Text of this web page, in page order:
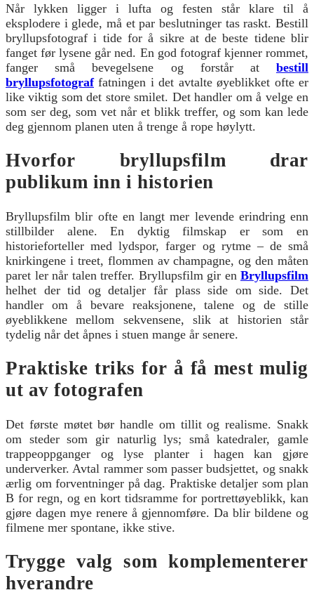
Når lykken ligger i lufta og festen står klare til å
eksplodere i glede, må et par beslutninger tas raskt. Bestill
bryllupsfotograf i tide for å sikre at de beste tidene blir
fanget før lysene går ned. En god fotograf kjenner rommet,
fanger små bevegelsene og forstår at bestill
bryllupsfotograffatningen i det avtalte øyeblikket ofte er
like viktig som det store smilet. Det handler om å velge en
som ser deg, som vet når et blikk treffer, og som kan lede
deg gjennom planen uten å trenge å rope høylytt.
Hvorfor bryllupsfilm drar
publikum inn i historien
Bryllupsfilm blir ofte en langt mer levende erindring enn
stillbilder alene. En dyktig filmskap er som en
historieforteller med lydspor, farger og rytme – de små
knirkingene i treet, flommen av champagne, og den måten
paret ler når talen treffer. Bryllupsfilm gir en Bryllupsfilm
helhet der tid og detaljer får plass side om side. Det
handler om å bevare reaksjonene, talene og de stille
øyeblikkene mellom sekvensene, slik at historien står
tydelig når det åpnes i stuen mange år senere.
Praktiske triks for å få mest mulig
ut av fotografen
Det første møtet bør handle om tillit og realisme. Snakk
om steder som gir naturlig lys; små katedraler, gamle
trappeoppganger og lyse planter i hagen kan gjøre
underverker. Avtal rammer som passer budsjettet, og snakk
ærlig om forventninger på dag. Praktiske detaljer som plan
B for regn, og en kort tidsramme for portrettøyeblikk, kan
gjøre dagen mye renere å gjennomføre. Da blir bildene og
filmene mer spontane, ikke stive.
Trygge valg som komplementerer
hverandre